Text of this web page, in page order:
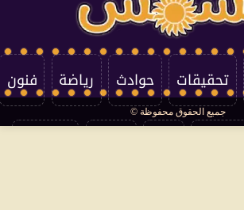
تحقيقات حوادث رياضة فنون
جميع الحقوق محفوظة ©